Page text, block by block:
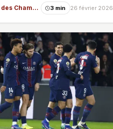
Ligue des Champions 3 min 26 février 2026